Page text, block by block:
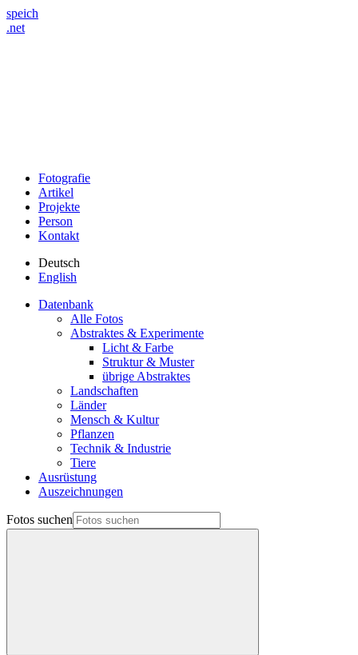
speich
.net
Fotografie
Artikel
Projekte
Person
Kontakt
Deutsch
English
Datenbank
Alle Fotos
Abstraktes & Experimente
Licht & Farbe
Struktur & Muster
übrige Abstraktes
Landschaften
Länder
Mensch & Kultur
Pflanzen
Technik & Industrie
Tiere
Ausrüstung
Auszeichnungen
Fotos suchen